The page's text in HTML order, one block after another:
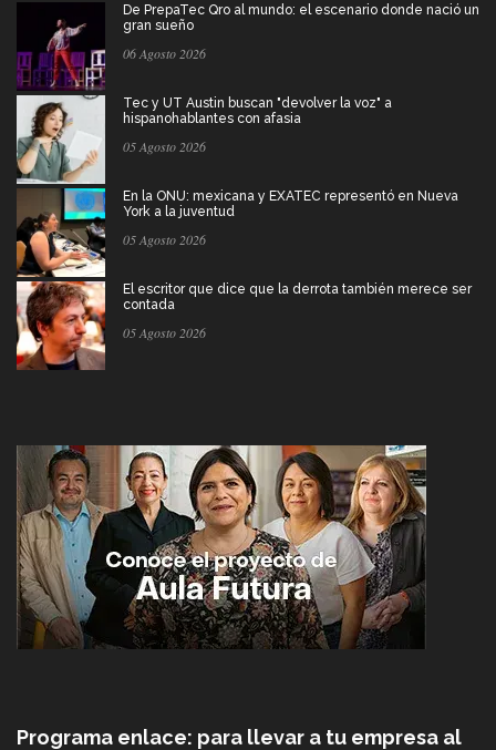
De PrepaTec Qro al mundo: el escenario donde nació un
gran sueño
06 Agosto 2026
Tec y UT Austin buscan "devolver la voz" a
hispanohablantes con afasia
05 Agosto 2026
En la ONU: mexicana y EXATEC representó en Nueva
York a la juventud
05 Agosto 2026
El escritor que dice que la derrota también merece ser
contada
05 Agosto 2026
Programa enlace: para llevar a tu empresa al